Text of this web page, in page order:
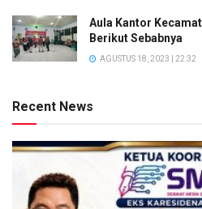
Aula Kantor
Berikut Sebabnya
AGUSTUS 18, 2023 | 22:32
Recent News